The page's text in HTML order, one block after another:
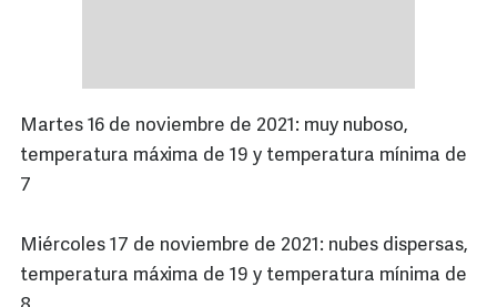
Martes 16 de noviembre de 2021: muy nuboso,
temperatura máxima de 19 y temperatura mínima de
7
Miércoles 17 de noviembre de 2021: nubes dispersas,
temperatura máxima de 19 y temperatura mínima de